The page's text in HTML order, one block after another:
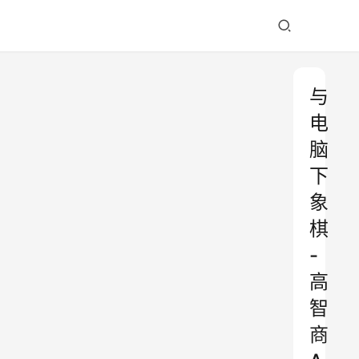
与
电
脑
下
象
棋
-
高
智
商